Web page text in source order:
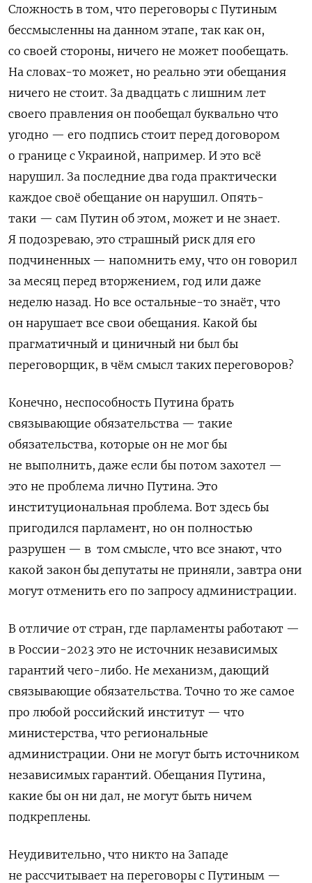
Сложность в том, что переговоры с Путиным
бессмысленны на данном этапе, так как он,
со своей стороны, ничего не может пообещать.
На словах-то может, но реально эти обещания
ничего не стоит. За двадцать с лишним лет
своего правления он пообещал буквально что
угодно — его подпись стоит перед договором
о границе с Украиной, например. И это всё
нарушил. За последние два года практически
каждое своё обещание он нарушил. Опять-
таки — сам Путин об этом, может и не знает.
Я подозреваю, это страшный риск для его
подчиненных — напомнить ему, что он говорил
за месяц перед вторжением, год или даже
неделю назад. Но все остальные-то знаёт, что
он нарушает все свои обещания. Какой бы
прагматичный и циничный ни был бы
переговорщик, в чём смысл таких переговоров?
Конечно, неспособность Путина брать
связывающие обязательства — такие
обязательства, которые он не мог бы
не выполнить, даже если бы потом захотел —
это не проблема лично Путина. Это
институциональная проблема. Вот здесь бы
пригодился парламент, но он полностью
разрушен — в том смысле, что все знают, что
какой закон бы депутаты не приняли, завтра они
могут отменить его по запросу администрации.
В отличие от стран, где парламенты работают —
в России-2023 это не источник независимых
гарантий чего-либо. Не механизм, дающий
связывающие обязательства. Точно то же самое
про любой российский институт — что
министерства, что региональные
администрации. Они не могут быть источником
независимых гарантий. Обещания Путина,
какие бы он ни дал, не могут быть ничем
подкреплены.
Неудивительно, что никто на Западе
не рассчитывает на переговоры с Путиным —